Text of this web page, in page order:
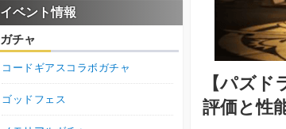
【パズド
評価と性
イベント情報
ガチャ
コードギアスコラボガチャ
ゴッドフェス